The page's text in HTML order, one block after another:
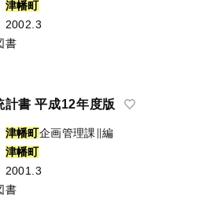
津幡町
2002.3
書
計書 平成12年度版
津幡町企画管理課∥編
津幡町
2001.3
書